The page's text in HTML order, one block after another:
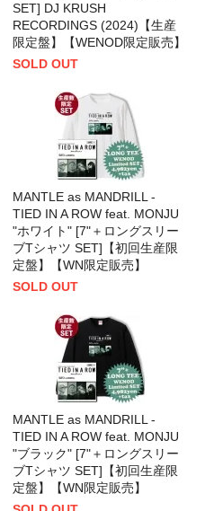
SET] DJ KRUSH
RECORDINGS (2024)【生産
限定盤】【WENOD限定販売】
SOLD OUT
MANTLE as MANDRILL -
TIED IN A ROW feat. MONJU
"ホワイト" [7"＋ロングスリー
ブTシャツ SET]【初回生産限
定盤】【WN限定販売】
SOLD OUT
MANTLE as MANDRILL -
TIED IN A ROW feat. MONJU
"ブラック" [7"＋ロングスリー
ブTシャツ SET]【初回生産限
定盤】【WN限定販売】